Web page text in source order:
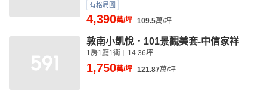
有格局圖
4,390萬/坪 109.5萬/坪
敦南小凱悅．101景觀美套-中信家祥
1房1廳1衛 14.36坪
1,750萬/坪 121.87萬/坪